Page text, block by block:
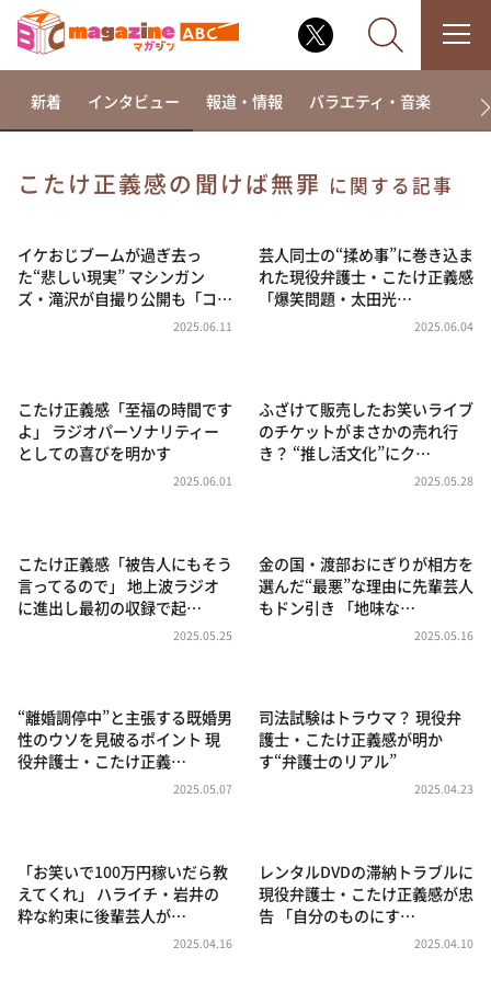
相席食堂
これ余談なんですけど・・・
～人生密着トークバラエティ！～ やすとものいたっ
news おかえり
河合＆A.B.C-Z塚田×福井アナ「なんでやねん！？」
（news おかえり）
朝だ！生です旅サラダ
教えて！ニュースライブ 正義のミカタ
ポツンと一軒家
ザキ山小屋本館
新着 インタビュー 報道・情報 バラエティ・音楽 ド
こたけ正義感の聞けば無罪 に関する記事
イケおじブームが過ぎ去っ
た“悲しい現実” マシンガン
ズ・滝沢が自撮り公開も「コ…
2025.06.11
芸人同士の“揉め事”に巻き込ま
れた現役弁護士・こたけ正義感
「爆笑問題・太田光…
2025.06.04
こたけ正義感「至福の時間です
よ」 ラジオパーソナリティー
としての喜びを明かす
2025.06.01
ふざけて販売したお笑いライブ
のチケットがまさかの売れ行
き？ “推し活文化”にク…
2025.05.28
こたけ正義感「被告人にもそう
言ってるので」 地上波ラジオ
に進出し最初の収録で起…
2025.05.25
金の国・渡部おにぎりが相方を
選んだ“最悪”な理由に先輩芸人
もドン引き 「地味な…
2025.05.16
“離婚調停中”と主張する既婚男
性のウソを見破るポイント 現
役弁護士・こたけ正義…
2025.05.07
司法試験はトラウマ？ 現役弁
護士・こたけ正義感が明か
す“弁護士のリアル”
2025.04.23
「お笑いで100万円稼いだら教
えてくれ」 ハライチ・岩井の
粋な約束に後輩芸人が…
2025.04.16
レンタルDVDの滞納トラブルに
現役弁護士・こたけ正義感が忠
告 「自分のものにす…
2025.04.10